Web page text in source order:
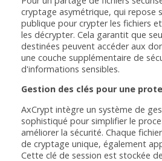
cryptage asymétrique, qui repose
publique pour crypter les fichiers
les décrypter. Cela garantit que
destinées peuvent accéder aux
une couche supplémentaire de
d'informations sensibles.
Gestion des clés pour une
AxCrypt intègre un système de
sophistiqué pour simplifier le
améliorer la sécurité. Chaque
de cryptage unique, également
Cette clé de session est stockée